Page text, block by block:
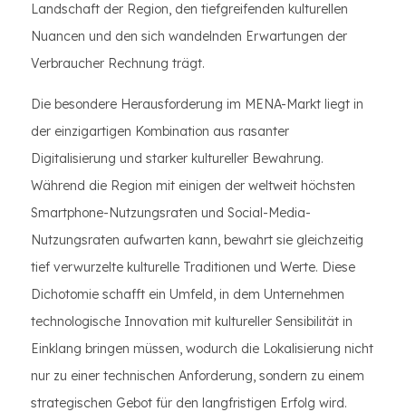
Landschaft der Region, den tiefgreifenden kulturellen
Nuancen und den sich wandelnden Erwartungen der
Verbraucher Rechnung trägt.
Die besondere Herausforderung im MENA-Markt liegt in
der einzigartigen Kombination aus rasanter
Digitalisierung und starker kultureller Bewahrung.
Während die Region mit einigen der weltweit höchsten
Smartphone-Nutzungsraten und Social-Media-
Nutzungsraten aufwarten kann, bewahrt sie gleichzeitig
tief verwurzelte kulturelle Traditionen und Werte. Diese
Dichotomie schafft ein Umfeld, in dem Unternehmen
technologische Innovation mit kultureller Sensibilität in
Einklang bringen müssen, wodurch die Lokalisierung nicht
nur zu einer technischen Anforderung, sondern zu einem
strategischen Gebot für den langfristigen Erfolg wird.